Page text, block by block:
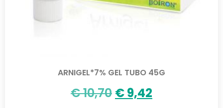
ARNIGEL*7% GEL TUBO 45G
€10,70 €9,42